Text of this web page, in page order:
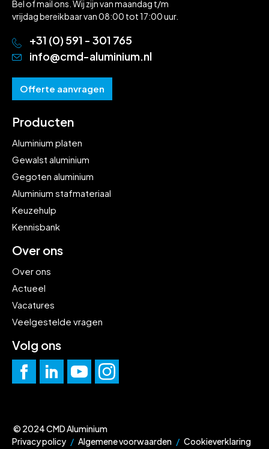
Bel of mail ons. Wij zijn van maandag t/m
vrijdag bereikbaar van 08:00 tot 17:00 uur.
+31 (0) 591 - 301 765
info@cmd-aluminium.nl
Offerte aanvragen
Producten
Aluminium platen
Gewalst aluminium
Gegoten aluminium
Aluminium stafmateriaal
Keuzehulp
Kennisbank
Over ons
Over ons
Actueel
Vacatures
Veelgestelde vragen
Volg ons
© 2024 CMD Aluminium
Privacy policy
Algemene voorwaarden
Cookieverklaring